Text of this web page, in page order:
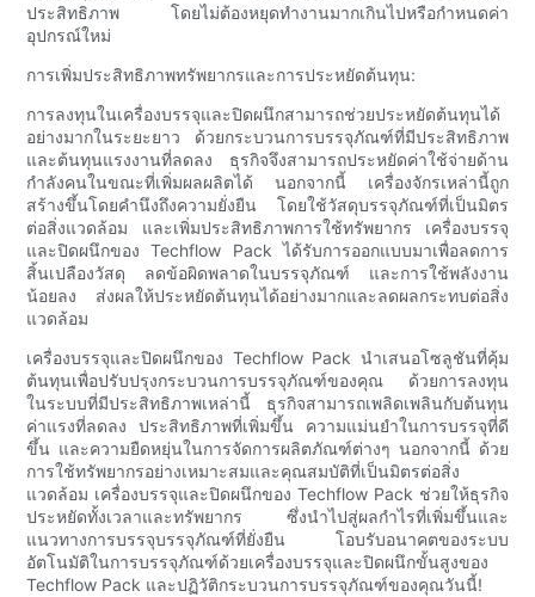
ประสิทธิภาพ โดยไม่ต้องหยุดทำงานมากเกินไปหรือกำหนดค่า
อุปกรณ์ใหม่
การเพิ่มประสิทธิภาพทรัพยากรและการประหยัดต้นทุน:
การลงทุนในเครื่องบรรจุและปิดผนึกสามารถช่วยประหยัดต้นทุนได้
อย่างมากในระยะยาว ด้วยกระบวนการบรรจุภัณฑ์ที่มีประสิทธิภาพ
และต้นทุนแรงงานที่ลดลง ธุรกิจจึงสามารถประหยัดค่าใช้จ่ายด้าน
กำลังคนในขณะที่เพิ่มผลผลิตได้ นอกจากนี้ เครื่องจักรเหล่านี้ถูก
สร้างขึ้นโดยคำนึงถึงความยั่งยืน โดยใช้วัสดุบรรจุภัณฑ์ที่เป็นมิตร
ต่อสิ่งแวดล้อม และเพิ่มประสิทธิภาพการใช้ทรัพยากร เครื่องบรรจุ
และปิดผนึกของ Techflow Pack ได้รับการออกแบบมาเพื่อลดการ
สิ้นเปลืองวัสดุ ลดข้อผิดพลาดในบรรจุภัณฑ์ และการใช้พลังงาน
น้อยลง ส่งผลให้ประหยัดต้นทุนได้อย่างมากและลดผลกระทบต่อสิ่ง
แวดล้อม
เครื่องบรรจุและปิดผนึกของ Techflow Pack นำเสนอโซลูชันที่คุ้ม
ต้นทุนเพื่อปรับปรุงกระบวนการบรรจุภัณฑ์ของคุณ ด้วยการลงทุน
ในระบบที่มีประสิทธิภาพเหล่านี้ ธุรกิจสามารถเพลิดเพลินกับต้นทุน
ค่าแรงที่ลดลง ประสิทธิภาพที่เพิ่มขึ้น ความแม่นยำในการบรรจุที่ดี
ขึ้น และความยืดหยุ่นในการจัดการผลิตภัณฑ์ต่างๆ นอกจากนี้ ด้วย
การใช้ทรัพยากรอย่างเหมาะสมและคุณสมบัติที่เป็นมิตรต่อสิ่ง
แวดล้อม เครื่องบรรจุและปิดผนึกของ Techflow Pack ช่วยให้ธุรกิจ
ประหยัดทั้งเวลาและทรัพยากร ซึ่งนำไปสู่ผลกำไรที่เพิ่มขึ้นและ
แนวทางการบรรจุบรรจุภัณฑ์ที่ยั่งยืน โอบรับอนาคตของระบบ
อัตโนมัติในการบรรจุภัณฑ์ด้วยเครื่องบรรจุและปิดผนึกขั้นสูงของ
Techflow Pack และปฏิวัติกระบวนการบรรจุภัณฑ์ของคุณวันนี้!